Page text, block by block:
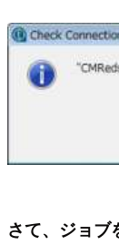
さて、ジョブ